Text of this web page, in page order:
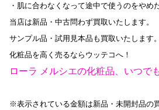
・肌に合わなくなって途中で使うのをやめ
当店は新品・中古問わず買取いたします。
サンプル品・試用見本品も買取いたします。
化粧品を高く売るならウッテコへ！
ローラ メルシエの化粧品、いつで
※表示されている金額は新品・未開封品の